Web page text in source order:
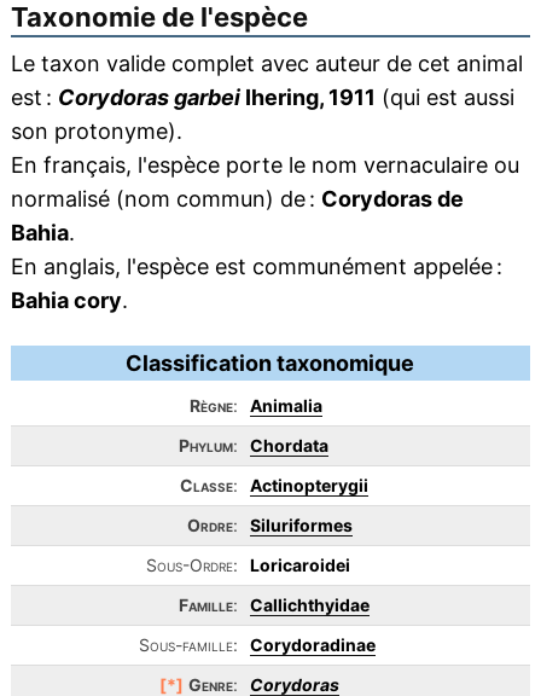
Taxonomie de l'espèce
Le taxon valide complet avec auteur de cet animal
est : Corydoras garbeiIhering, 1911 (qui est aussi
son protonyme).
En français, l'espèce porte le nom vernaculaire ou
normalisé (nom commun) de : Corydoras de
Bahia.
En anglais, l'espèce est communément appelée :
Bahia cory.
Classification taxonomique
Règne:
Animalia
Phylum:
Chordata
Classe:
Actinopterygii
Ordre:
Siluriformes
Sous-Ordre:
Loricaroidei
Famille:
Callichthyidae
Sous-famille:
Corydoradinae
[*] Genre:
Corydoras